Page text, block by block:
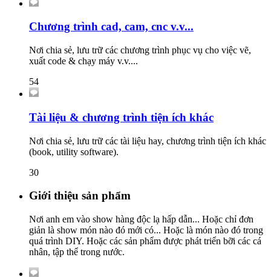
Chương trình cad, cam, cnc v.v...
Nơi chia sẻ, lưu trữ các chương trình phục vụ cho việc vẽ,
xuất code & chạy máy v.v....
54
Tài liệu & chương trình tiện ích khác
Nơi chia sẻ, lưu trữ các tài liệu hay, chương trình tiện ích khác
(book, utility software).
30
Giới thiệu sản phẩm
Nơi anh em vào show hàng độc lạ hấp dẫn... Hoặc chỉ đơn
giản là show món nào đó mới có... Hoặc là món nào đó trong
quá trình DIY. Hoặc các sản phẩm được phát triển bỡi các cá
nhân, tập thể trong nước.